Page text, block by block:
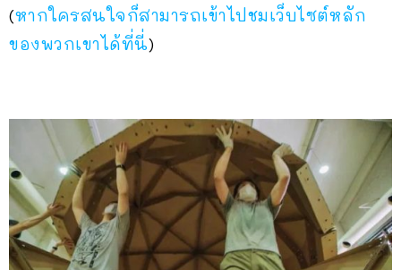
(หากใครสนใจก็สามารถเข้าไปชมเว็บไซต์หลัก
ของพวกเขาได้ที่นี่)